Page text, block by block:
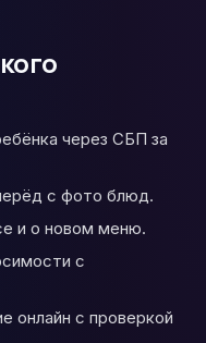
через СБП за
с фото блюд.
и о новом меню.
с
онлайн с проверкой